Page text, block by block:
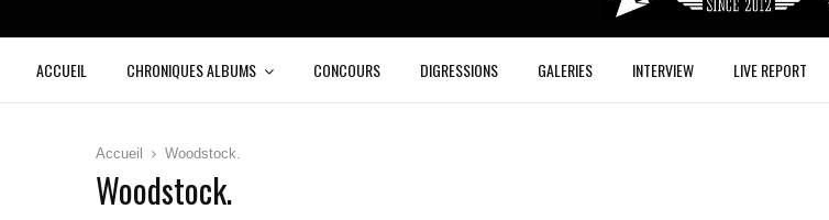
ACCUEIL CHRONIQUES ALBUMS CONCOURS DIGRESSIONS GALERIES INTERVIEW LIVE REPORT
Accueil Woodstock.
Woodstock.